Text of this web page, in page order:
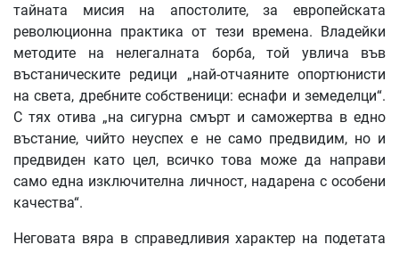
тайната мисия на апостолите, за европейската
революционна практика от тези времена. Владейки
методите на нелегалната борба, той увлича във
въстаническите редици „най-отчаяните опортюнисти
на света, дребните собственици: еснафи и земеделци“.
С тях отива „на сигурна смърт и саможертва в едно
въстание, чийто неуспех е не само предвидим, но и
предвиден като цел, всичко това може да направи
само една изключителна личност, надарена с особени
качества“.
Неговата вяра в справедливия характер на подетата